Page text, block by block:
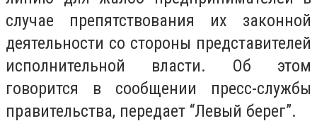
случае препятствования их законной
деятельности со стороны представителей
исполнительной власти. Об этом
говорится в сообщении пресс-службы
правительства, передает “Левый берег”.